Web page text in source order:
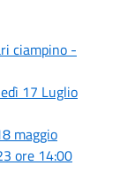
ciampino -
17 Luglio
maggio
ore 14:00